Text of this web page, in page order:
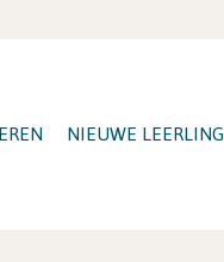
NIEUWE LEERLING